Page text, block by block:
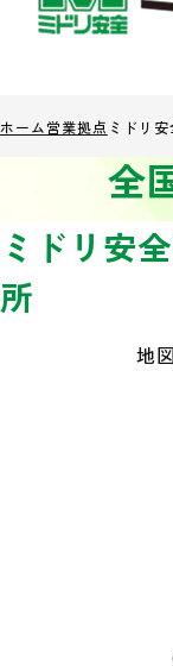
ホーム営業拠点 ミドリ
全
ミドリ安
所
地